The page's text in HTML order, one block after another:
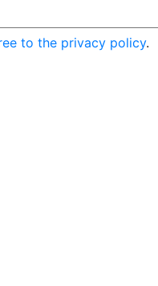
to the privacy policy.